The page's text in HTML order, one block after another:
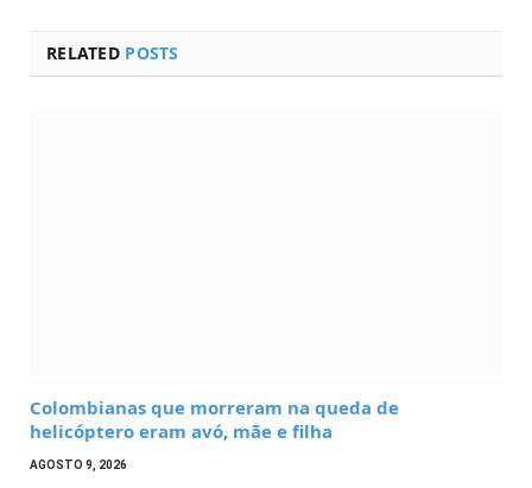
RELATED POSTS
Colombianas que morreram na queda de
helicóptero eram avó, mãe e filha
AGOSTO 9, 2026